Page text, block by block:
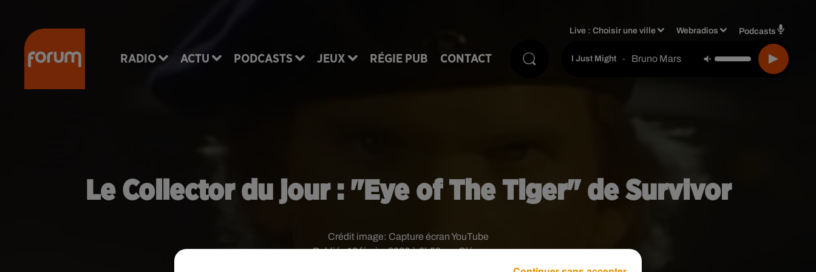
RADIO ACTU PODCASTS JEUX RÉGIE PUB CONTACT
Live :Choisir une ville Webradios Podcasts
I Just Might - Bruno Mars
Le Collector du jour : "Eye of The Tiger" de Survivor
Publié : 16 février 2026 à 0h59 par Clémence
Crédit image: Capture écran YouTube